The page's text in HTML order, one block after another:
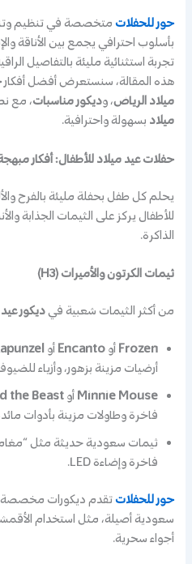
حور للحفلات متخصصة في تنظيم
بأسلوب احترافي يجمع بين الأناقة
تجربة استثنائية مليئة بالتفاصيل
هذه المقالة، سنستعرض أفضل أفكار
ميلاد الرياض، وديكور مناسبات، مع
ميلاد بسهولة واحترافية.
حفلات عيد ميلاد للأطفال: أفكار
يحلم كل طفل بحفلة مليئة بالفرح
للأطفال يركز على الثيمات الجذابة
الذاكرة.
ثيمات الكرتون والأميرات (H3)
من أكثر الثيمات شعبية فيديكور
Frozen أوEncanto أو
أرضيات مزينة بزهور، وأزياء
Minnie Mouse أوthe Beast
فاخرة وطاولات مزينة بأدوات
ثيمات سعودية حديثة مثل
فاخرة وإضاءة LED.
حور للحفلاتتقدم ديكورات
سعودية أصيلة، مثل استخدام
أجواء سحرية.